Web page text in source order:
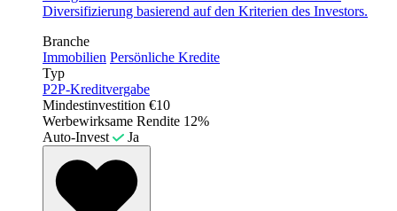
Diversifizierung basierend auf den Kriterien des Investors.
Branche
Immobilien Persönliche Kredite
Typ
P2P-Kreditvergabe
Mindestinvestition €10
Werbewirksame Rendite 12%
Auto-Invest
Ja